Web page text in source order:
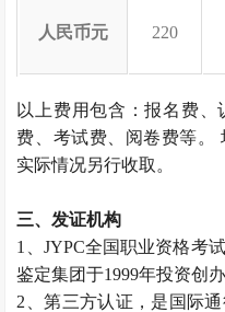
人民币元 220
以上费用包含：报名费
费、考试费、阅卷费等。
实际情况另行收取。
三、发证机构
1、JYPC全国职业资格考
鉴定集团于1999年投资创办
2、第三方认证，是国际